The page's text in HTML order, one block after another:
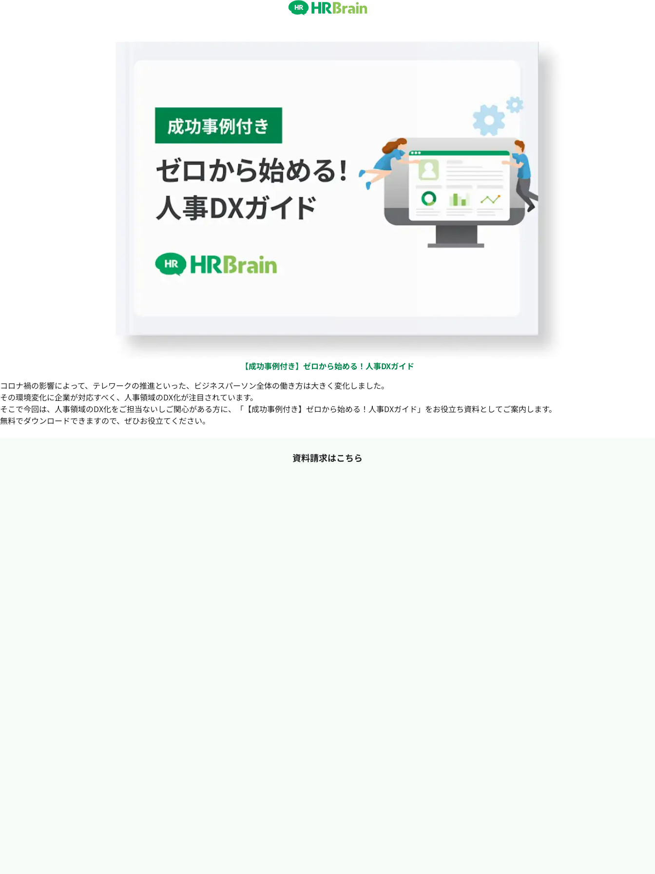
【成功事例付き】ゼロから始める！人事DXガイド
コロナ禍の影響によって、テレワークの推進といった、ビジネスパーソン全体の働き方は大きく変化しました。
その環境変化に企業が対応すべく、 人事領域のDX化が注目されています。
そこで今回は、人事領域のDX化をご担当ないしご関心がある方に、
「【成功事例付き】ゼロから始める！人事DXガイド」 をお役立ち資料としてご案内します。
無料でダウンロードできますので、ぜひお役立てください。
資料請求はこちら